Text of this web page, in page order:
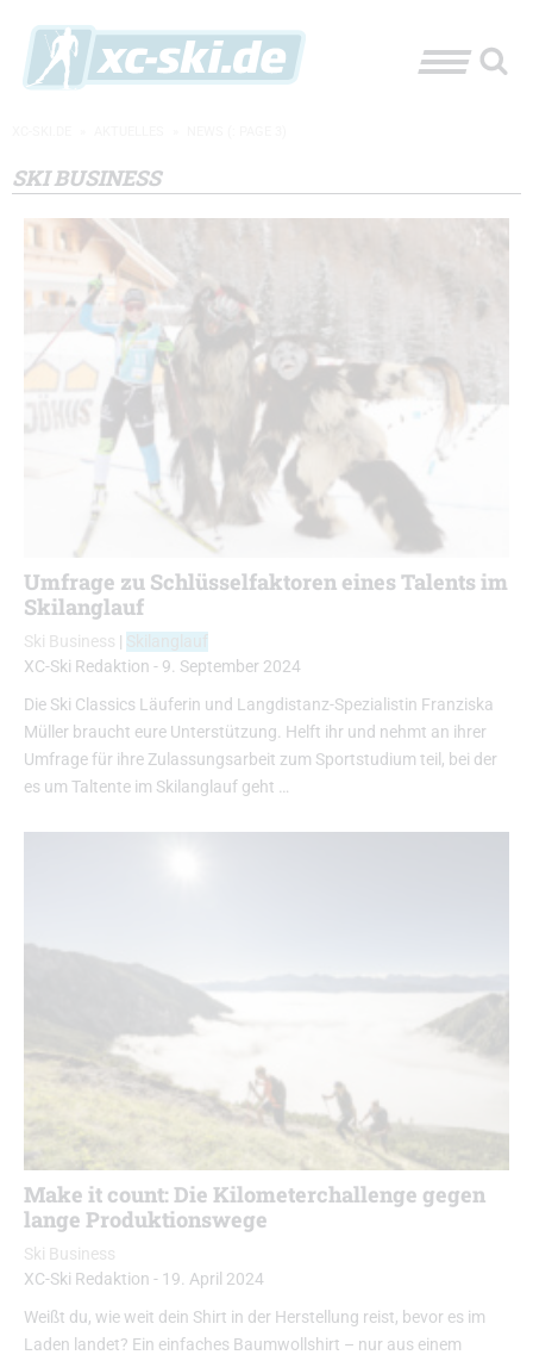
SKI BUSINESS
Umfrage zu Schlüsselfaktoren eines Talents im
Skilanglauf
Ski Business |
XC-Ski Redaktion - 9. September 2024
Die Ski Classics Läuferin und Langdistanz-Spezialistin Franziska
Müller braucht eure Unterstützung. Helft ihr und nehmt an ihrer
Umfrage für ihre Zulassungsarbeit zum Sportstudium teil, bei der
es um Taltente im Skilanglauf geht …
Make it count: Die Kilometerchallenge gegen
lange Produktionswege
Ski Business
XC-Ski Redaktion - 19. April 2024
Weißt du, wie weit dein Shirt in der Herstellung reist, bevor es im
Laden landet? Ein einfaches Baumwollshirt – nur aus einem